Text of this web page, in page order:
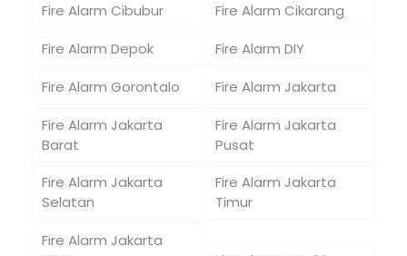
Fire Alarm Cibubur
Fire Alarm Cikarang
Fire Alarm Depok
Fire Alarm DIY
Fire Alarm Gorontalo
Fire Alarm Jakarta
Fire Alarm Jakarta
Barat
Fire Alarm Jakarta
Pusat
Fire Alarm Jakarta
Selatan
Fire Alarm Jakarta
Timur
Fire Alarm Jakarta